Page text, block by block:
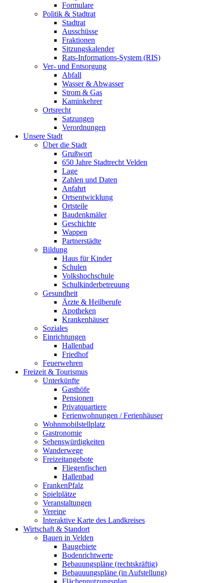
Formulare
Politik & Stadtrat
Stadtrat
Ausschüsse
Fraktionen
Sitzungskalender
Rats-Informations-System (RIS)
Ver- und Entsorgung
Abfall
Wasser & Abwasser
Strom & Gas
Kaminkehrer
Ortsrecht
Satzungen
Verordnungen
Unsere Stadt
Über die Stadt
Grußwort
650 Jahre Stadtrecht Velden
Lage
Zahlen und Daten
Anfahrt
Ortsentwicklung
Ortsteile
Baudenkmäler
Geschichte
Wappen
Partnerstädte
Bildung
Haus für Kinder
Schulen
Volkshochschule
Schulkinderbetreuung
Gesundheit
Ärzte & Heilberufe
Apotheken
Krankenhäuser
Soziales
Einrichtungen
Hallenbad
Friedhof
Feuerwehren
Freizeit & Tourismus
Unterkünfte
Gasthöfe
Pensionen
Privatquartiere
Ferienwohnungen / Ferienhäuser
Wohnmobilstellplatz
Gastronomie
Sehenswürdigkeiten
Wanderwege
Freizeitangebote
Fliegenfischen
Hallenbad
FrankenPfalz
Spielplätze
Veranstaltungen
Vereine
Interaktive Karte des Landkreises
Wirtschaft & Standort
Bauen in Velden
Baugebiete
Bodenrichtwerte
Bebauungspläne (rechtskräftig)
Bebauuungspläne (in Aufstellung)
Flächennutzungsplan